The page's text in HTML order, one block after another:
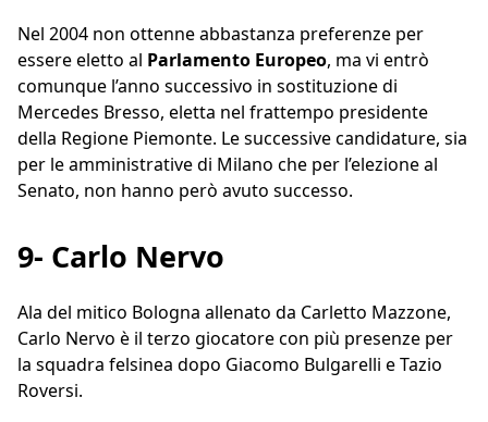
Nel 2004 non ottenne abbastanza preferenze per
essere eletto al Parlamento Europeo, ma vi entrò
comunque l’anno successivo in sostituzione di
Mercedes Bresso, eletta nel frattempo presidente
della Regione Piemonte. Le successive candidature, sia
per le amministrative di Milano che per l’elezione al
Senato, non hanno però avuto successo.
9- Carlo Nervo
Ala del mitico Bologna allenato da Carletto Mazzone,
Carlo Nervo è il terzo giocatore con più presenze per
la squadra felsinea dopo Giacomo Bulgarelli e Tazio
Roversi.